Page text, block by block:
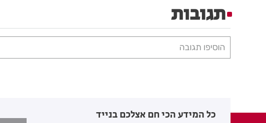
תגובות
הוסיפו תגובה
כל המידע הכי חם אצלכם בנייד